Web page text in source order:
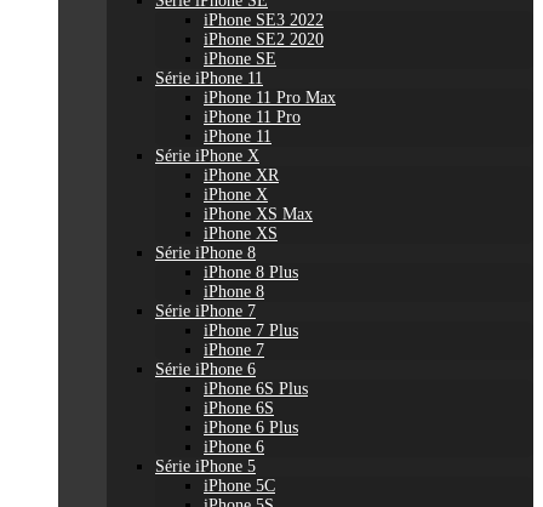
iPhone SE3 2022
iPhone SE2 2020
iPhone SE
Série iPhone 11
iPhone 11 Pro Max
iPhone 11 Pro
iPhone 11
Série iPhone X
iPhone XR
iPhone X
iPhone XS Max
iPhone XS
Série iPhone 8
iPhone 8 Plus
iPhone 8
Série iPhone 7
iPhone 7 Plus
iPhone 7
Série iPhone 6
iPhone 6S Plus
iPhone 6S
iPhone 6 Plus
iPhone 6
Série iPhone 5
iPhone 5C